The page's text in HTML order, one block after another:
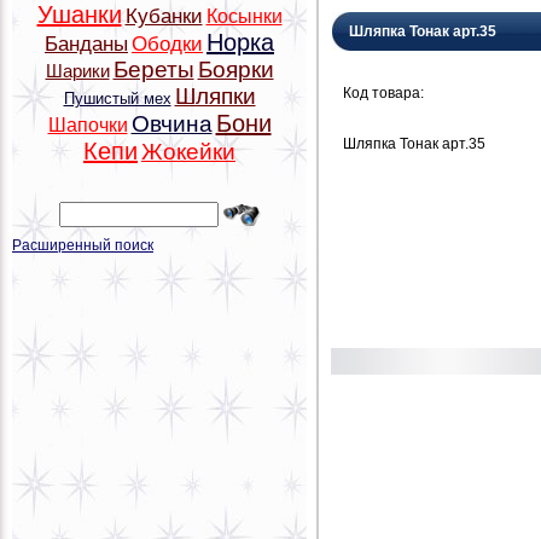
Ушанки Кубанки Косынки
Банданы Ободки Норка
Шарики Береты Боярки
Пушистый мех Шляпки
Шапочки Овчина Бони
Кепи Жокейки
Расширенный поиск
Шляпка Тонак арт.35
Код товара:
Шляпка Тонак арт.35